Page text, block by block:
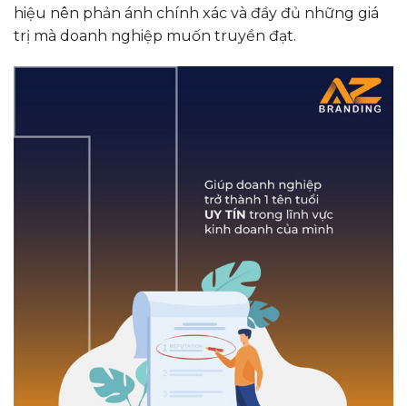
hiệu nên phản ánh chính xác và đầy đủ những giá
trị mà doanh nghiệp muốn truyền đạt.